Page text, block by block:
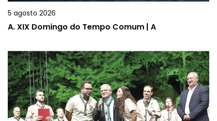
5 agosto 2026
A.XIX Domingo do Tempo Comum | A